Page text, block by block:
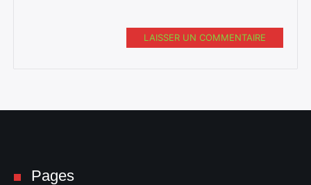
LAISSER UN COMMENTAIRE
Pages